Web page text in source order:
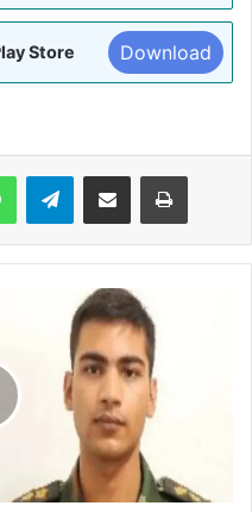
Store Download
WhatsAppTelegramShare via Email Print